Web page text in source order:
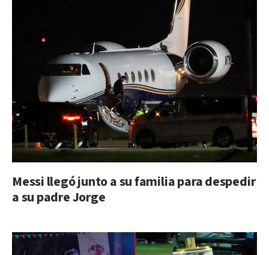
Messi llegó junto a su familia para despedir
a su padre Jorge